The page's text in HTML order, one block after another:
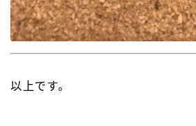
以上です。